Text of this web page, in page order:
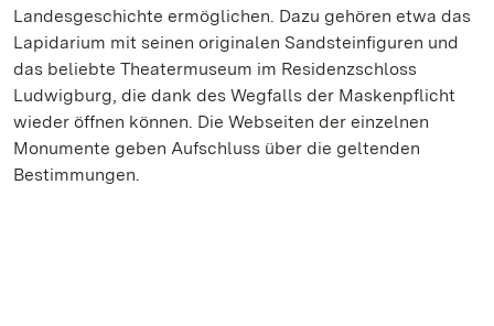
Landesgeschichte ermöglichen. Dazu gehören etwa das
Lapidarium mit seinen originalen Sandsteinfiguren und
das beliebte Theatermuseum im Residenzschloss
Ludwigburg, die dank des Wegfalls der Maskenpflicht
wieder öffnen können. Die Webseiten der einzelnen
Monumente geben Aufschluss über die geltenden
Bestimmungen.